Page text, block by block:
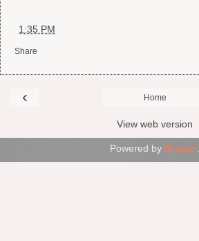
1:35 PM
Share
‹ Home
View web version
Powered by Blogger.